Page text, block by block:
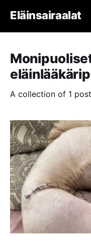
Eläinsairaalat
A collection of 1 post